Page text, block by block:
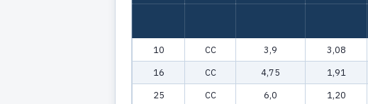
10 CC 3,9 3,08
16
CC 4,75 1,91
25
CC 6,0 1,20